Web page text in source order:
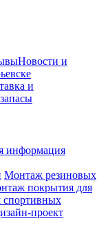
Новости и
и
информация
Монтаж резиновых
покрытия для
проект